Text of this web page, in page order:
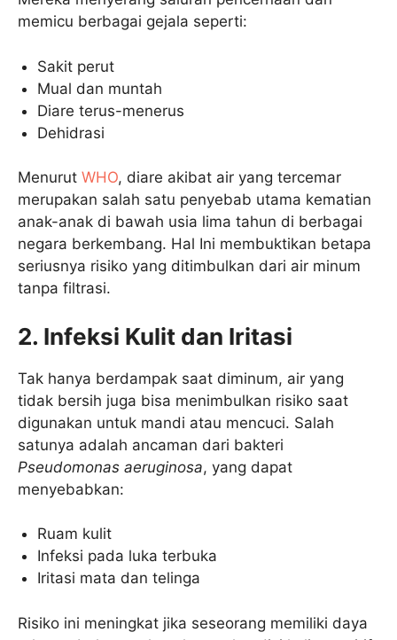
memicu berbagai gejala seperti:
Sakit perut
Mual dan muntah
Diare terus-menerus
Dehidrasi
Menurut WHO, diare akibat air yang tercemar
merupakan salah satu penyebab utama kematian
anak-anak di bawah usia lima tahun di berbagai
negara berkembang. Hal Ini membuktikan betapa
seriusnya risiko yang ditimbulkan dari air minum
tanpa filtrasi.
2. Infeksi Kulit dan Iritasi
Tak hanya berdampak saat diminum, air yang
tidak bersih juga bisa menimbulkan risiko saat
digunakan untuk mandi atau mencuci. Salah
satunya adalah ancaman dari bakteri
Pseudomonas aeruginosa, yang dapat
menyebabkan:
Ruam kulit
Infeksi pada luka terbuka
Iritasi mata dan telinga
Risiko ini meningkat jika seseorang memiliki daya